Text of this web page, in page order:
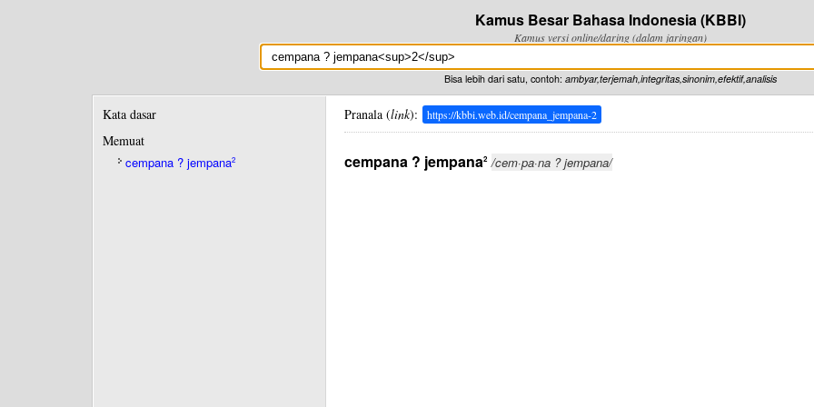
Kamus Besar Bahasa Indonesia (KBBI)
Kamus versi online/daring (dalam jaringan)
Bisa lebih dari satu, contoh: ambyar,terjemah,integritas,sinonim,efektif,analisis
Kata dasar
Memuat
cempana ? jempana2
Pranala (link): https://kbbi.web.id/cempana_jempana-2
cempana ? jempana2 /cem·pa·na ? jempana/